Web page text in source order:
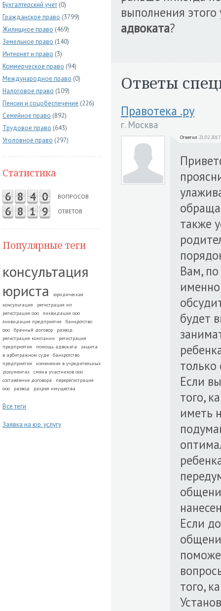
Бухгалтерский учет (0)
Гражданское право (3799)
Жилищное право (469)
Земельное право (140)
Интернет и право (3)
Коммерческое право (94)
Международное право (0)
Налоговое право (109)
Пенсии и соцобеспечение (226)
Семейное право (892)
Трудовое право (643)
Уголовное право (297)
Статистика
6 8 4 0 ВОПРОСОВ
6 8 1 9 ОТВЕТОВ
Популярные теги
консультация
юриста
юридическая
консультация
регистрация ип
регистрация ооо
ликвидация ооо
ликвидация предприятия
банкротство
ооо
брачный договор
развод.
регистрация компании
регистрация
предприятия
помощь адвоката
защита
в арбитражном суде
банкротство
предприятия
изменения в учредительных
документах
смена участников ооо
составление договора
перерегистрация
ооо
развод раздел имущества
Все теги
Заявка на юр. услугу
выполнения
адвоката?
Ответы
Правотека .ру
г. Москва
Ответил
также
Вам,
будет
Если
того,
иметь
Если
того,